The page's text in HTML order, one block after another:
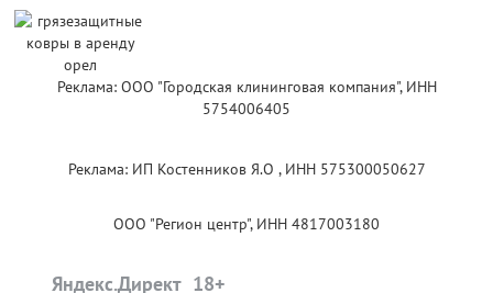
Реклама: ООО "Городская клининговая компания", ИНН
5754006405
Реклама: ИП Костенников Я.О , ИНН 575300050627
ООО "Регион центр", ИНН 4817003180
Яндекс.Директ